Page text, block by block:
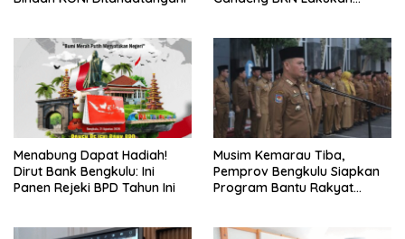
Menabung Dapat Hadiah!
Dirut Bank Bengkulu: Ini
Panen Rejeki BPD Tahun Ini
Musim Kemarau Tiba,
Pemprov Bengkulu Siapkan
Program Bantu Rakyat